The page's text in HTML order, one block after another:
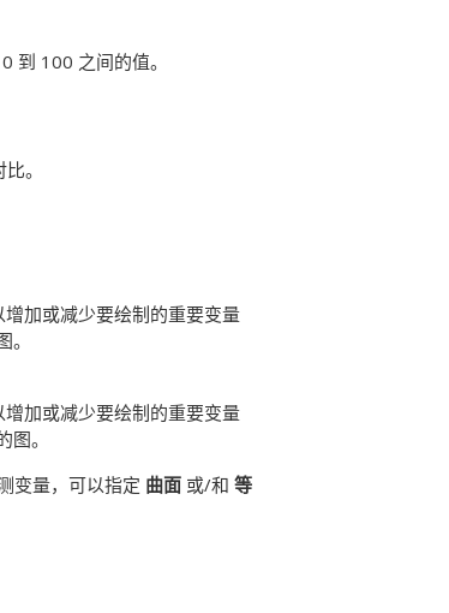
到 100 之间的值。
。
加或减少要绘制的重要变量
加或减少要绘制的重要变量
。
变量，可以指定 曲面 或/和 等